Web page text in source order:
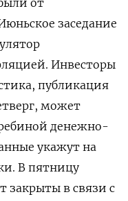
от
заседание
Инвесторы
публикация
может
денежно-
укажут на
В ⁠пятницу
закрыты в связи с